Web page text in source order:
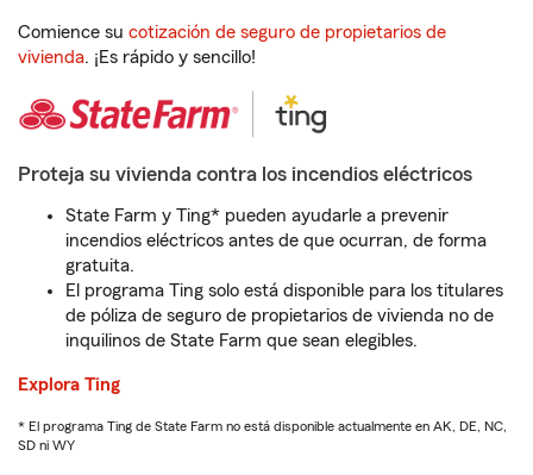
Comience su cotización de seguro de propietarios de
vivienda. ¡Es rápido y sencillo!
Proteja su vivienda contra los incendios eléctricos
State Farm y Ting* pueden ayudarle a prevenir
incendios eléctricos antes de que ocurran, de forma
gratuita.
El programa Ting solo está disponible para los titulares
de póliza de seguro de propietarios de vivienda no de
inquilinos de State Farm que sean elegibles.
Explora Ting
* El programa Ting de State Farm no está disponible actualmente en AK, DE, NC,
SD ni WY